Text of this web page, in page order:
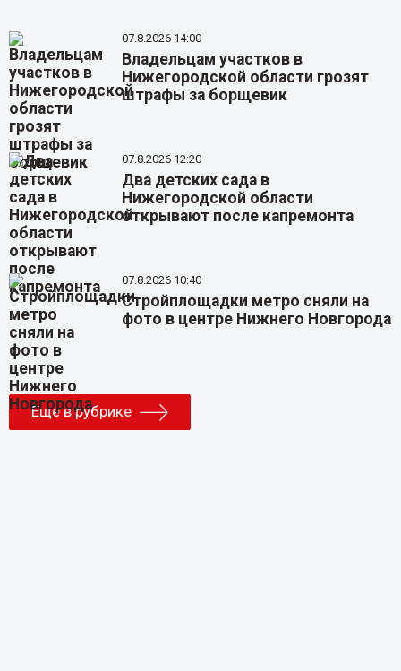
07.8.2026 14:00
Владельцам участков в
Нижегородской области грозят
штрафы за борщевик
07.8.2026 12:20
Два детских сада в
Нижегородской области
открывают после капремонта
07.8.2026 10:40
Стройплощадки метро сняли на
фото в центре Нижнего Новгорода
Еще в рубрике